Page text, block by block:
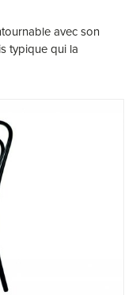
avec son
typique qui la